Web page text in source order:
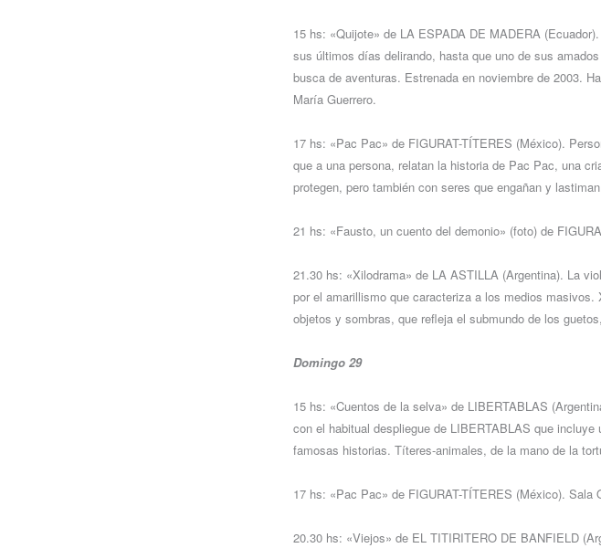
15 hs: «Quijote» de LA ESPADA DE MADERA
sus últimos días delirando, hasta que uno de sus
busca de aventuras. Estrenada en noviembre de 2003.
María Guerrero.
17 hs: «Pac Pac» de FIGURAT-TÍTERES (México).
que a una persona, relatan la historia de Pac Pac, una
protegen, pero también con seres que engañan y
21 hs: «Fausto, un cuento del demonio» (foto) de
21.30 hs: «Xilodrama» de LA ASTILLA (Argentina). La
por el amarillismo que caracteriza a los medios
objetos y sombras, que refleja el submundo de los
Domingo 29
15 hs: «Cuentos de la selva» de LIBERTABLAS
con el habitual despliegue de LIBERTABLAS que
famosas historias. Títeres-animales, de la mano de la
17 hs: «Pac Pac» de FIGURAT-TÍTERES (México). Sala
20.30 hs: «Viejos» de EL TITIRITERO DE BANFIELD